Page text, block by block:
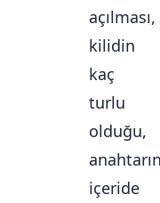
açılması,
kilidin
kaç
turlu
olduğu,
içeride